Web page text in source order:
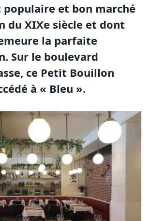
et bon marché
du XIXe siècle et dont
la parfaite
Sur le boulevard
ce Petit Bouillon
à « Bleu ».